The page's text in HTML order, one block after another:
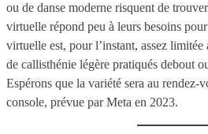
ou de danse moderne risquent de
virtuelle répond peu à leurs besoins
virtuelle est, pour l’instant, assez
de callisthénie légère pratiqués debout
Espérons que la variété sera au rendez-
console, prévue par Meta en 2023.